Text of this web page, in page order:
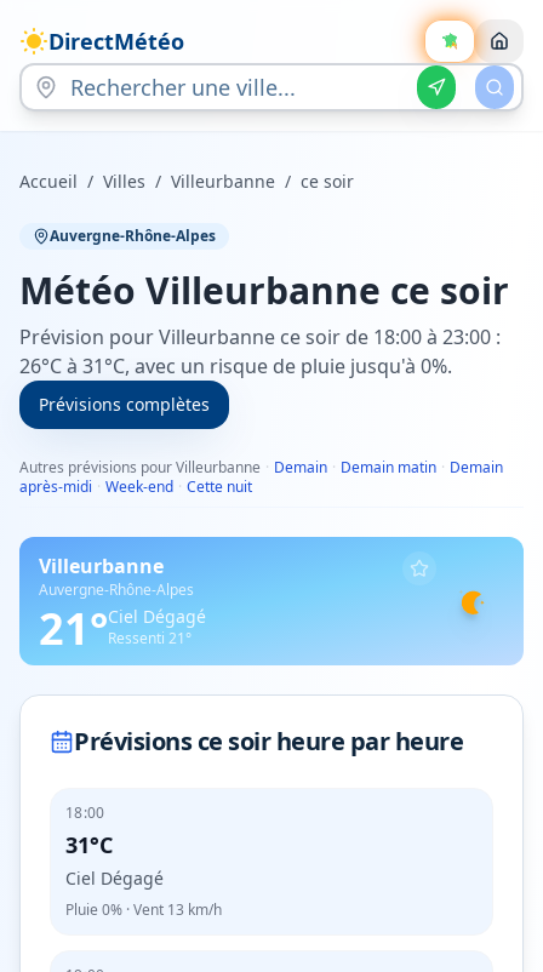
DirectMétéo
Accueil / Villes / Villeurbanne / ce soir
Auvergne-Rhône-Alpes
Météo Villeurbanne ce soir
Prévision pour Villeurbanne ce soir de 18:00 à 23:00 :
26°C à 31°C, avec un risque de pluie jusqu'à 0%.
Prévisions complètes
Autres prévisions pour Villeurbanne · Demain · Demain matin · Demain
après-midi · Week-end · Cette nuit
Villeurbanne
Auvergne-Rhône-Alpes
21°Ciel Dégagé
Ressenti 21°
Prévisions ce soir heure par heure
18:00
31°C
Ciel Dégagé
Pluie 0% · Vent 13 km/h